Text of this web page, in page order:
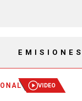
EMISIONES
MAÑANA EXPRESS
VIDEO